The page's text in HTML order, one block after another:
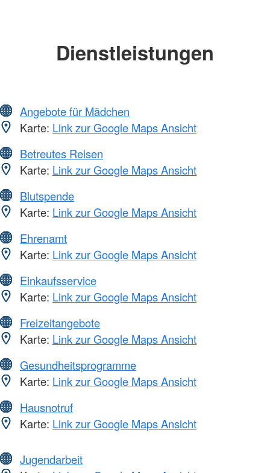
Dienstleistungen
Angebote für Mädchen
Karte: Link zur Google Maps Ansicht
Betreutes Reisen
Karte: Link zur Google Maps Ansicht
Blutspende
Karte: Link zur Google Maps Ansicht
Ehrenamt
Karte: Link zur Google Maps Ansicht
Einkaufsservice
Karte: Link zur Google Maps Ansicht
Freizeitangebote
Karte: Link zur Google Maps Ansicht
Gesundheitsprogramme
Karte: Link zur Google Maps Ansicht
Hausnotruf
Karte: Link zur Google Maps Ansicht
Jugendarbeit